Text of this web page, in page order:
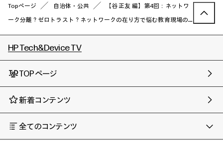
Topページ 自治体・公共
【谷 正友 編】第4回：ネットワ
ーク分離？ゼロトラスト？ネットワークの在り方で悩む教育現場の
現状と対策
HP Tech&Device TV
TOPページ
新着コンテンツ
全てのコンテンツ